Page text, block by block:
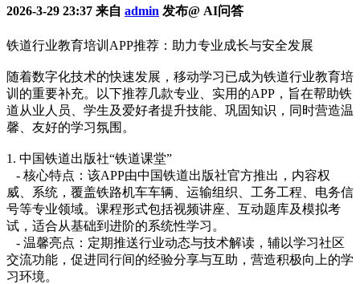
2026-3-29 23:37 来自 admin 发布@ AI问答
铁道行业教育培训APP推荐：助力专业成长与安全发展
随着数字化技术的快速发展，移动学习已成为铁道行业教育培
训的重要补充。以下推荐几款专业、实用的APP，旨在帮助铁
道从业人员、学生及爱好者提升技能、巩固知识，同时营造温
馨、友好的学习氛围。
1. 中国铁道出版社“铁道课堂”
- 核心特点：该APP由中国铁道出版社官方推出，内容权
威、系统，覆盖铁路机车车辆、运输组织、工务工程、电务信
号等专业领域。课程形式包括视频讲座、互动题库及模拟考
试，适合从基础到进阶的系统性学习。
- 温馨亮点：定期推送行业动态与技术解读，辅以学习社区
交流功能，促进同行间的经验分享与互助，营造积极向上的学
习环境。